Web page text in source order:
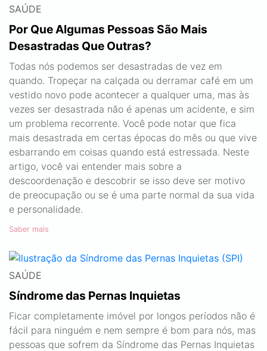
SAÚDE
Por Que Algumas Pessoas São Mais
Desastradas Que Outras?
Todas nós podemos ser desastradas de vez em
quando. Tropeçar na calçada ou derramar café em um
vestido novo pode acontecer a qualquer uma, mas às
vezes ser desastrada não é apenas um acidente, e sim
um problema recorrente. Você pode notar que fica
mais desastrada em certas épocas do mês ou que vive
esbarrando em coisas quando está estressada. Neste
artigo, você vai entender mais sobre a
descoordenação e descobrir se isso deve ser motivo
de preocupação ou se é uma parte normal da sua vida
e personalidade.
Saber mais
SAÚDE
Síndrome das Pernas Inquietas
Ficar completamente imóvel por longos períodos não é
fácil para ninguém e nem sempre é bom para nós, mas
pessoas que sofrem da Síndrome das Pernas Inquietas